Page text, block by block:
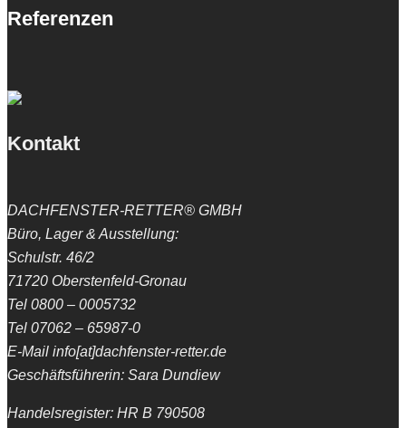
Referenzen
Kontakt
DACHFENSTER-RETTER® GMBH
Büro, Lager & Ausstellung:
Schulstr. 46/2
71720 Oberstenfeld-Gronau
Tel 0800 – 0005732
Tel 07062 – 65987-0
E-Mail info[at]dachfenster-retter.de
Geschäftsführerin: Sara Dundiew
Handelsregister: HR B 790508